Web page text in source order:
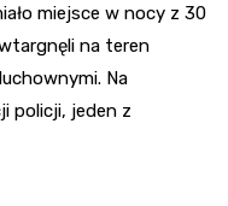
miejsce w nocy z 30
na teren
Na
policji, jeden z